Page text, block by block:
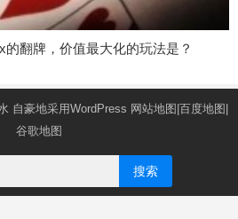
的翻牌，价值最大化的玩法是？
自豪地采用WordPress 网站地图 百度地图
谷歌地图
搜索